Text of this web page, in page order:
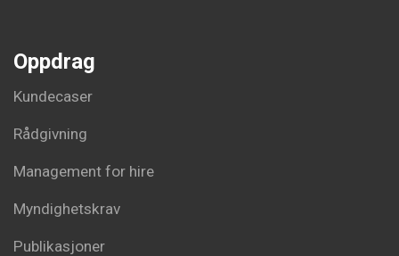
Oppdrag
Kundecaser
Rådgivning
Management for hire
Myndighetskrav
Publikasjoner